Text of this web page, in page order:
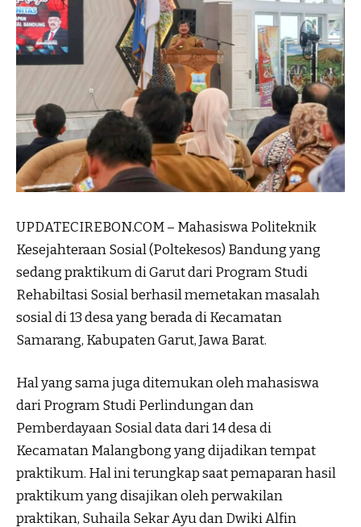
UPDATECIREBON.COM – Mahasiswa Politeknik
Kesejahteraan Sosial (Poltekesos) Bandung yang
sedang praktikum di Garut dari Program Studi
Rehabiltasi Sosial berhasil memetakan masalah
sosial di 13 desa yang berada di Kecamatan
Samarang, Kabupaten Garut, Jawa Barat.
Hal yang sama juga ditemukan oleh mahasiswa
dari Program Studi Perlindungan dan
Pemberdayaan Sosial data dari 14 desa di
Kecamatan Malangbong yang dijadikan tempat
praktikum. Hal ini terungkap saat pemaparan hasil
praktikum yang disajikan oleh perwakilan
praktikan, Suhaila Sekar Ayu dan Dwiki Alfin